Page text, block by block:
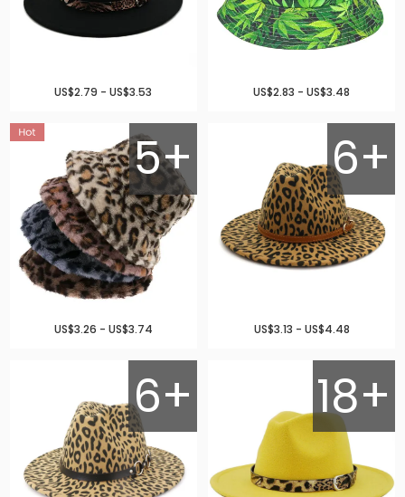
US$2.83 - US$3.48
US$2.79 - US$3.53
6+
US$3.13 - US$4.48
5+
US$3.26 - US$3.74
18+
6+